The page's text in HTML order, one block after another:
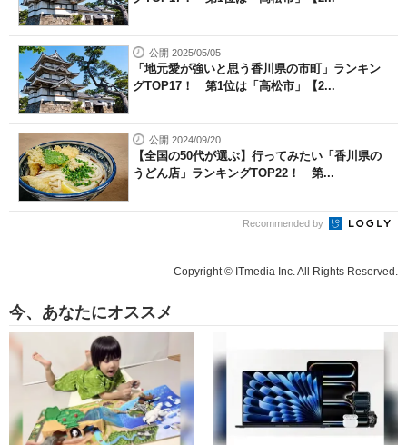
公開 2025/05/05
「地元愛が強いと思う香川県の市町」ランキン
グTOP17！ 第1位は「高松市」【2...
公開 2024/09/20
【全国の50代が選ぶ】行ってみたい「香川県の
うどん店」ランキングTOP22！ 第...
Recommended by
Copyright © ITmedia Inc. All Rights Reserved.
今、あなたにオススメ